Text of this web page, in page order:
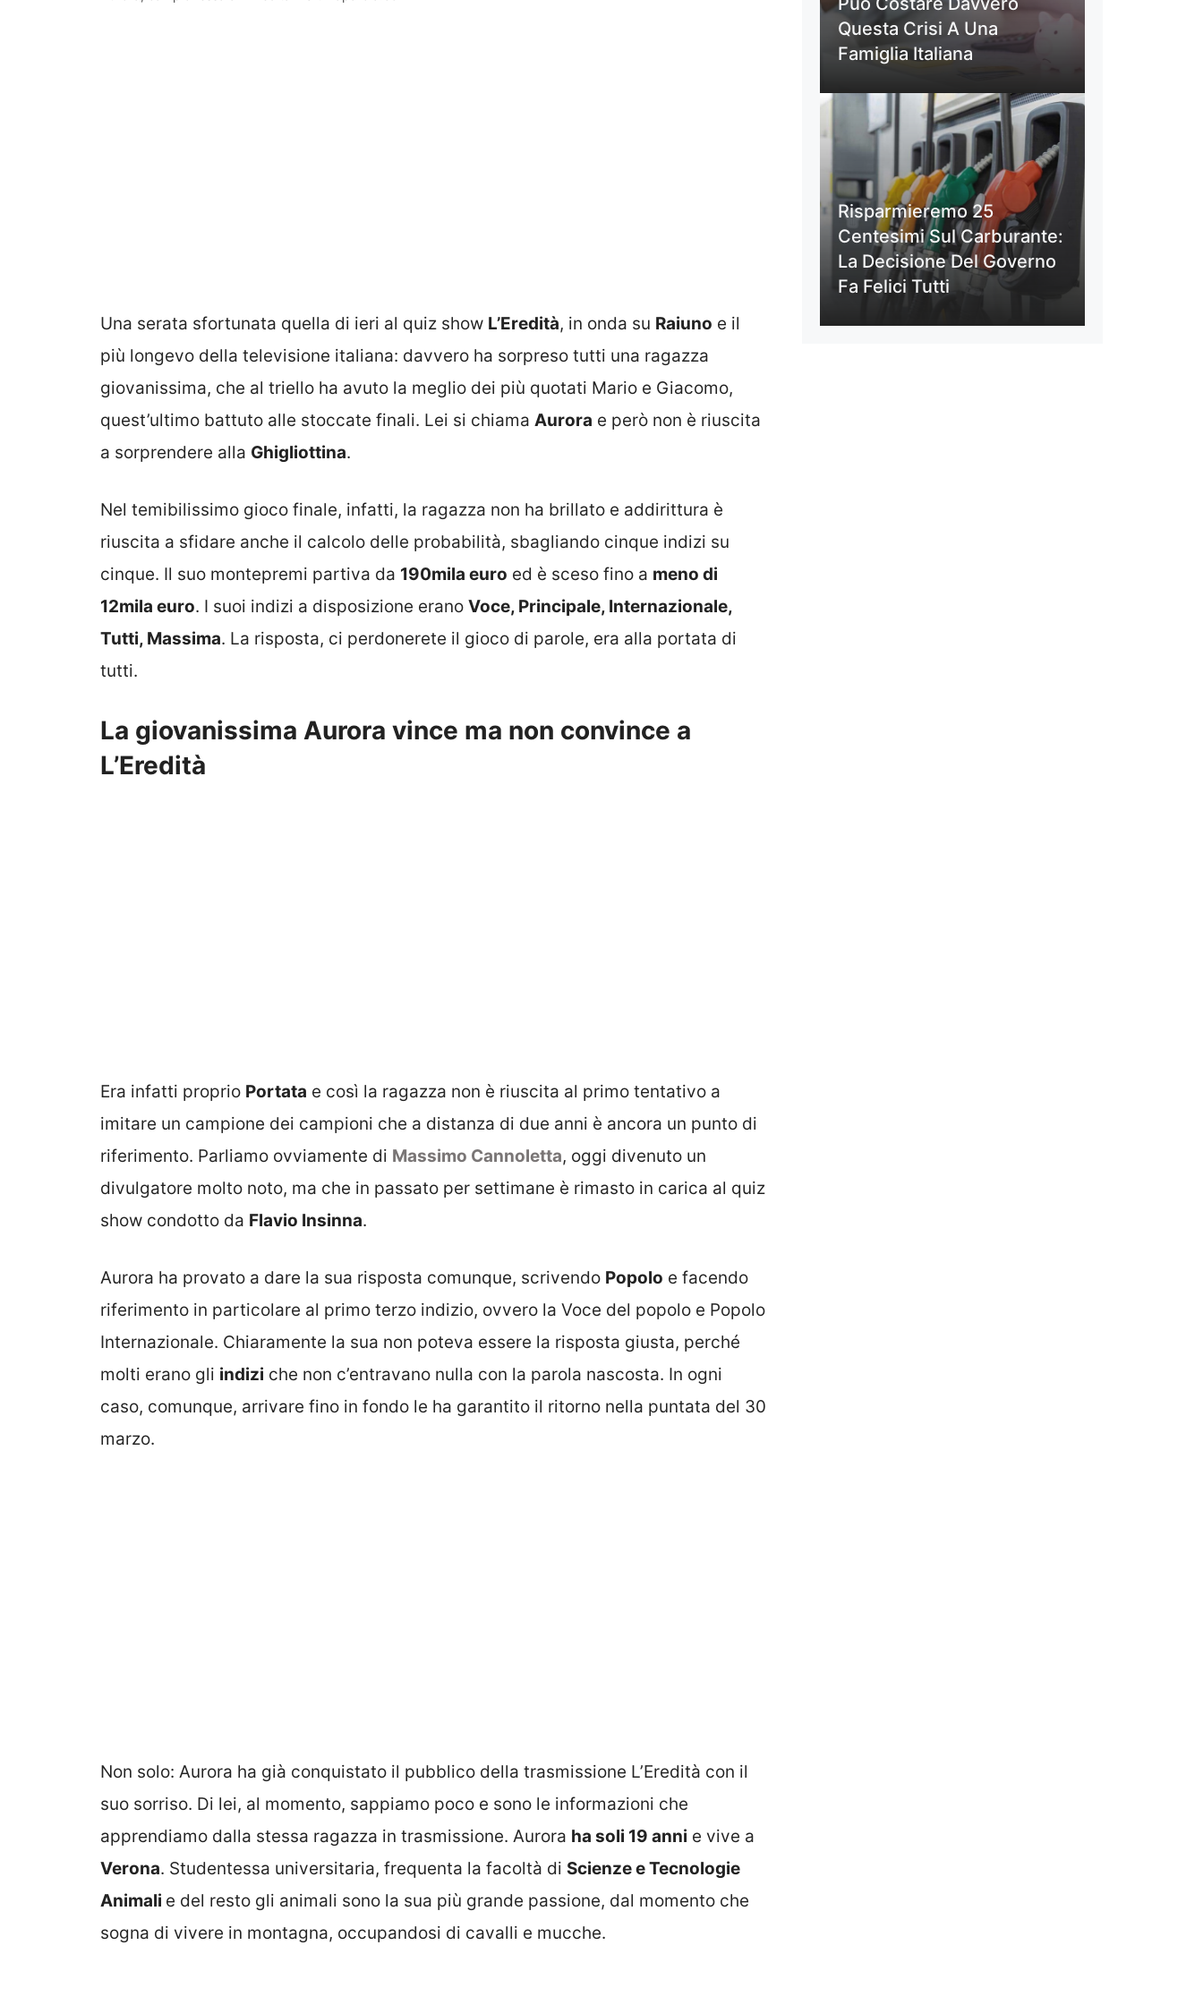
Una serata sfortunata quella di ieri al quiz show L’Eredità, in onda su Raiuno e il
più longevo della televisione italiana: davvero ha sorpreso tutti una ragazza
giovanissima, che al triello ha avuto la meglio dei più quotati Mario e Giacomo,
quest’ultimo battuto alle stoccate finali. Lei si chiama Aurora e però non è riuscita
a sorprendere alla Ghigliottina.
Nel temibilissimo gioco finale, infatti, la ragazza non ha brillato e addirittura è
riuscita a sfidare anche il calcolo delle probabilità, sbagliando cinque indizi su
cinque. Il suo montepremi partiva da 190mila euro ed è sceso fino a meno di
12mila euro. I suoi indizi a disposizione erano Voce, Principale, Internazionale,
Tutti, Massima. La risposta, ci perdonerete il gioco di parole, era alla portata di
tutti.
La giovanissima Aurora vince ma non convince a
L’Eredità
Era infatti proprio Portata e così la ragazza non è riuscita al primo tentativo a
imitare un campione dei campioni che a distanza di due anni è ancora un punto di
riferimento. Parliamo ovviamente di Massimo Cannoletta, oggi divenuto un
divulgatore molto noto, ma che in passato per settimane è rimasto in carica al quiz
show condotto da Flavio Insinna.
Aurora ha provato a dare la sua risposta comunque, scrivendo Popolo e facendo
riferimento in particolare al primo terzo indizio, ovvero la Voce del popolo e Popolo
Internazionale. Chiaramente la sua non poteva essere la risposta giusta, perché
molti erano gli indizi che non c’entravano nulla con la parola nascosta. In ogni
caso, comunque, arrivare fino in fondo le ha garantito il ritorno nella puntata del 30
marzo.
Non solo: Aurora ha già conquistato il pubblico della trasmissione L’Eredità con il
suo sorriso. Di lei, al momento, sappiamo poco e sono le informazioni che
apprendiamo dalla stessa ragazza in trasmissione. Aurora ha soli 19 anni e vive a
Verona. Studentessa universitaria, frequenta la facoltà di Scienze e Tecnologie
Animali e del resto gli animali sono la sua più grande passione, dal momento che
sogna di vivere in montagna, occupandosi di cavalli e mucche.
Questa Crisi A Una
Famiglia Italiana
Risparmieremo 25
Centesimi Sul Carburante:
La Decisione Del Governo
Fa Felici Tutti